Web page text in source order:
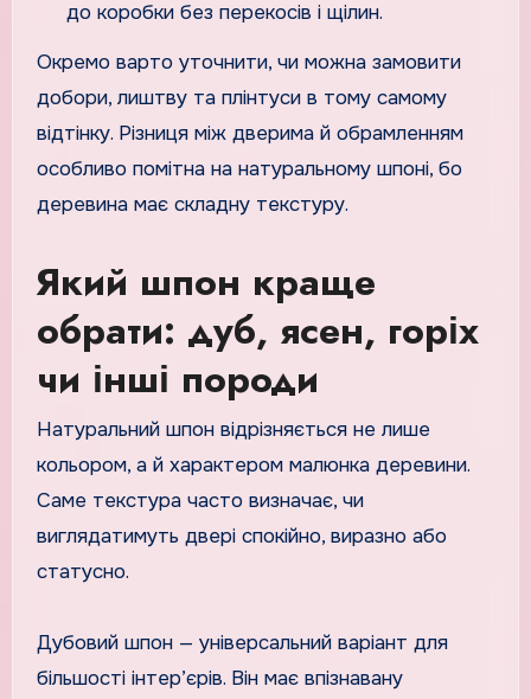
до коробки без перекосів і щілин.
Окремо варто уточнити, чи можна замовити
добори, лиштву та плінтуси в тому самому
відтінку. Різниця між дверима й обрамленням
особливо помітна на натуральному шпоні, бо
деревина має складну текстуру.
Який шпон краще
обрати: дуб, ясен, горіх
чи інші породи
Натуральний шпон відрізняється не лише
кольором, а й характером малюнка деревини.
Саме текстура часто визначає, чи
виглядатимуть двері спокійно, виразно або
статусно.
Дубовий шпон — універсальний варіант для
більшості інтер’єрів. Він має впізнавану